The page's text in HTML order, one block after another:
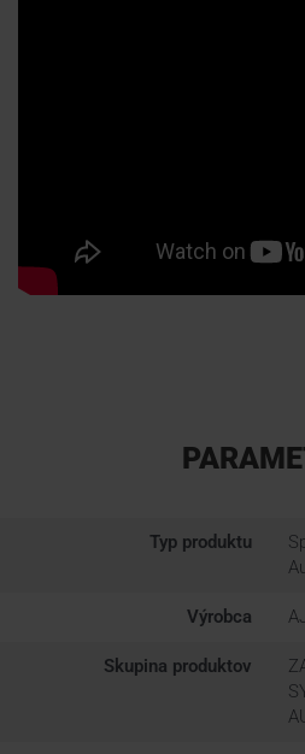
Typ produktu
Výrobca
Skupina produktov